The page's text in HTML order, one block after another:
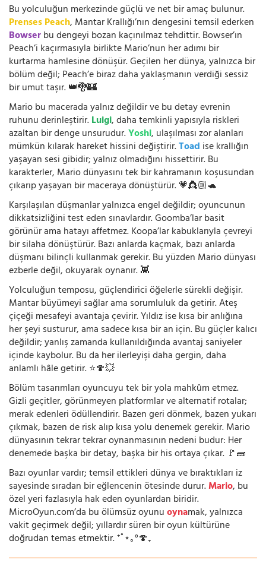
Bu yolculuğun merkezinde güçlü ve net bir amaç bulunur.
Prenses Peach, Mantar Krallığı’nın dengesini temsil ederken
Bowserbu dengeyi bozan kaçınılmaz tehdittir. Bowser’ın
Peach’i kaçırmasıyla birlikte Mario’nun her adımı bir
kurtarma hamlesine dönüşür. Geçilen her dünya, yalnızca bir
bölüm değil; Peach’e biraz daha yaklaşmanın verdiği sessiz
bir umut taşır. 👑🐉🏰
Mario bu macerada yalnız değildir ve bu detay evrenin
ruhunu derinleştirir.Luigi, daha temkinli yapısıyla riskleri
azaltan bir denge unsurudur.Yoshi, ulaşılması zor alanları
mümkün kılarak hareket hissini değiştirir.Toad ise krallığın
yaşayan sesi gibidir; yalnız olmadığını hissettirir. Bu
karakterler, Mario dünyasını tek bir kahramanın koşusundan
çıkarıp yaşayan bir maceraya dönüştürür. 💗👸🏼🐢
Karşılaşılan düşmanlar yalnızca engel değildir; oyuncunun
dikkatsizliğini test eden sınavlardır. Goomba’lar basit
görünür ama hatayı affetmez. Koopa’lar kabuklarıyla çevreyi
bir silaha dönüştürür. Bazı anlarda kaçmak, bazı anlarda
düşmanı bilinçli kullanmak gerekir. Bu yüzden Mario dünyası
ezberle değil, okuyarak oynanır. 👾
Yolculuğun temposu, güçlendirici öğelerle sürekli değişir.
Mantar büyümeyi sağlar ama sorumluluk da getirir. Ateş
çiçeği mesafeyi avantaja çevirir. Yıldız ise kısa bir anlığına
her şeyi susturur, ama sadece kısa bir an için. Bu güçler kalıcı
değildir; yanlış zamanda kullanıldığında avantaj saniyeler
içinde kaybolur. Bu da her ilerleyişi daha gergin, daha
anlamlı hâle getirir. ⭐🍄💥
Bölüm tasarımları oyuncuyu tek bir yola mahkûm etmez.
Gizli geçitler, görünmeyen platformlar ve alternatif rotalar;
merak edenleri ödüllendirir. Bazen geri dönmek, bazen yukarı
çıkmak, bazen de risk alıp kısa yolu denemek gerekir. Mario
dünyasının tekrar tekrar oynanmasının nedeni budur: Her
denemede başka bir detay, başka bir his ortaya çıkar. 🚩🧱
Bazı oyunlar vardır; temsil ettikleri dünya ve bıraktıkları iz
sayesinde sıradan bir eğlencenin ötesinde durur.Mario, bu
özel yeri fazlasıyla hak eden oyunlardan biridir.
MicroOyun.com’da bu ölümsüz oyunuoynamak, yalnızca
vakit geçirmek değil; yıllardır süren bir oyun kültürüne
doğrudan temas etmektir. ⁺˚⋆｡°🍄₊